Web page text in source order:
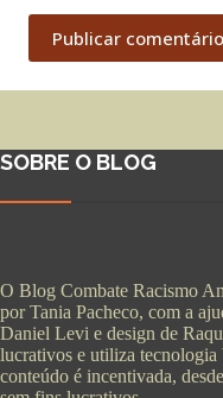
Publicar comentário
SOBRE O BLOG
O Blog Combate Racismo
por Tania Pacheco, com a
Daniel Levi e design de
lucrativos e utiliza tecnologia
conteúdo é incentivada,